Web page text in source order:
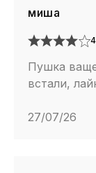
миша
4
Пушка
встали,
27/07/26